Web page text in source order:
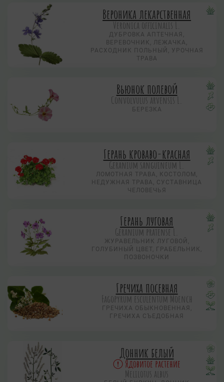
Вероника лекарственная
Veronica officinalis L.
ДУБРОВКА АПТЕЧНАЯ,
ВЕРЕВОЧНИК, ЛЕЖАЧКА,
РАСХОДНИК ПОЛЬНЫЙ, УРОЧНАЯ
ТРАВА
Вьюнок полевой
Convolvulus arvensis L.
БЕРЕЗКА
Герань кроваво-красная
Geranium sanguineum L.
ЛОМОТНАЯ ТРАВА, КОСТОЛОМ,
НЕДУЖНАЯ ТРАВА, СУСТАВНИЦА
ЧЕЛОВЕЧЬЯ
Герань луговая
Geranium pratense L.
ЖУРАВЕЛЬНИК ЛУГОВОЙ,
ГОЛУБИНЫЙ ЦВЕТ, ГРАБЕЛЬНИК,
ПОЗВОНОЧКИ
Гречиха посевная
Fagopyrum esculentum Moench
ГРЕЧИХА ОБЫКНОВЕННАЯ,
ГРЕЧИХА СЪЕДОБНАЯ
Донник белый
Ядовитое растение
Melilotus albus